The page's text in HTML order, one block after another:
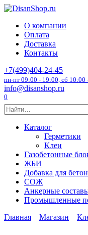
Перейти
содержанию
О компании
Оплата
Доставка
Контакты
+7(499)404-24-45
пн-пт 09:00 - 19:00, сб 10:00
info@disanshop.ru
0
Search
for:
Каталог
Герметики
Клеи
Газобетонные
ЖБИ
Добавка для
СОЖ
Анкерные
Промышленные
Главная
Магазин